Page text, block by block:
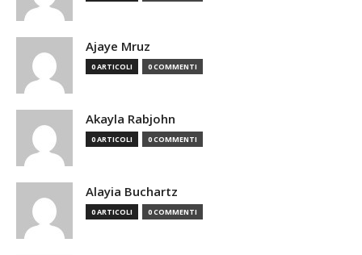
Ajaye Mruz
0 ARTICOLI 0 COMMENTI
Akayla Rabjohn
0 ARTICOLI 0 COMMENTI
Alayia Buchartz
0 ARTICOLI 0 COMMENTI